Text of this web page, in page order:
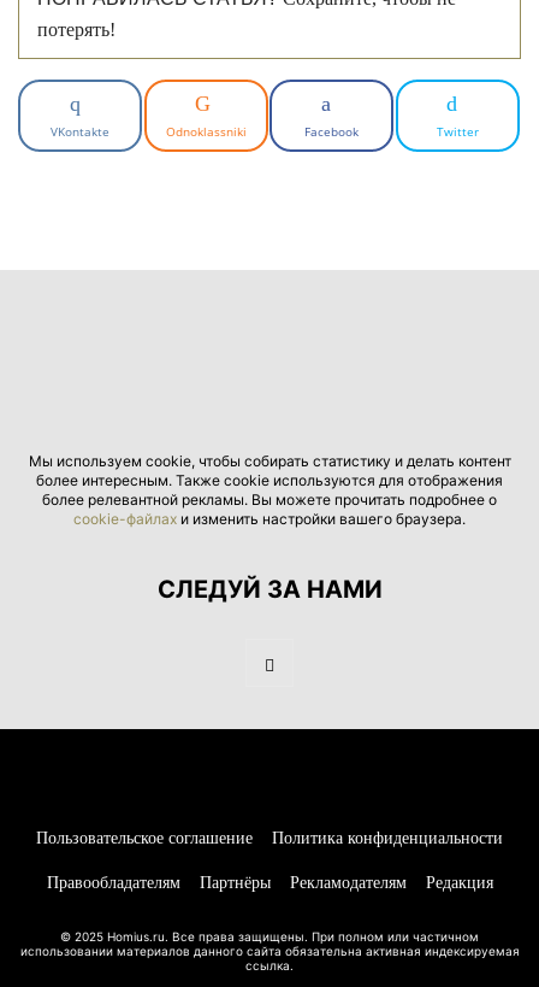
потерять!
VKontakte Odnoklassniki Facebook Twitter
Мы используем cookie, чтобы собирать статистику и делать контент
более интересным. Также cookie используются для отображения
более релевантной рекламы. Вы можете прочитать подробнее о
cookie-файлах и изменить настройки вашего браузера.
СЛЕДУЙ ЗА НАМИ
Пользовательское соглашение Политика конфиденциальности
Правообладателям Партнёры Рекламодателям Редакция
© 2025 Homius.ru. Все права защищены. При полном или частичном
использовании материалов данного сайта обязательна активная индексируемая
ссылка.